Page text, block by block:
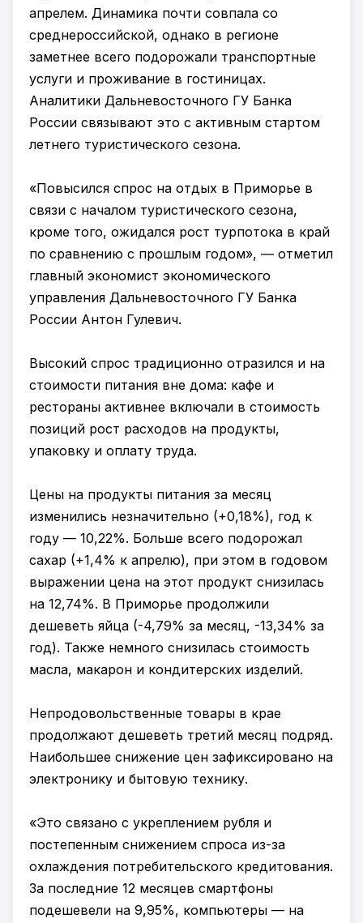
апрелем. Динамика почти совпала со
среднероссийской, однако в регионе
заметнее всего подорожали транспортные
услуги и проживание в гостиницах.
Аналитики Дальневосточного ГУ Банка
России связывают это с активным стартом
летнего туристического сезона.
«Повысился спрос на отдых в Приморье в
связи с началом туристического сезона,
кроме того, ожидался рост турпотока в край
по сравнению с прошлым годом», ― отметил
главный экономист экономического
управления Дальневосточного ГУ Банка
России Антон Гулевич.
Высокий спрос традиционно отразился и на
стоимости питания вне дома: кафе и
рестораны активнее включали в стоимость
позиций рост расходов на продукты,
упаковку и оплату труда.
Цены на продукты питания за месяц
изменились незначительно (+0,18%), год к
году — 10,22%. Больше всего подорожал
сахар (+1,4% к апрелю), при этом в годовом
выражении цена на этот продукт снизилась
на 12,74%. В Приморье продолжили
дешеветь яйца (-4,79% за месяц, -13,34% за
год). Также немного снизилась стоимость
масла, макарон и кондитерских изделий.
Непродовольственные товары в крае
продолжают дешеветь третий месяц подряд.
Наибольшее снижение цен зафиксировано на
электронику и бытовую технику.
«Это связано с укреплением рубля и
постепенным снижением спроса из-за
охлаждения потребительского кредитования.
За последние 12 месяцев смартфоны
подешевели на 9,95%, компьютеры — на